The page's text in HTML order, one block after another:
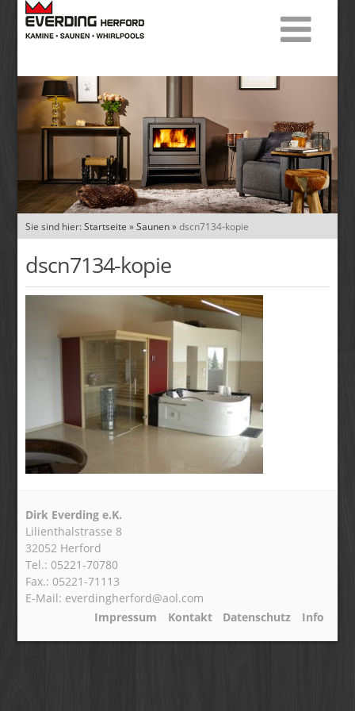
Sie sind hier:Startseite »Saunen»dscn7134-kopie
dscn7134-kopie
Dirk Everding e.K.
Lilienthalstrasse 8
32052 Herford
Tel.: 05221-70780
Fax.: 05221-71113
E-Mail: everdingherford@aol.com
Impressum
Kontakt Datenschutz Info